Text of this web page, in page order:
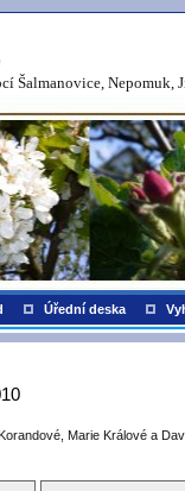
Šalmanovice, Nepomuk,
Úřední deska
Marie Králové a